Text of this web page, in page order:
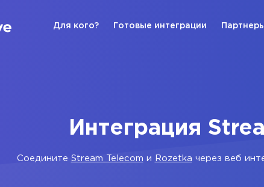
Для кого? Готовые интеграции
Интеграция
Соедините Stream Telecom и Rozetka через веб